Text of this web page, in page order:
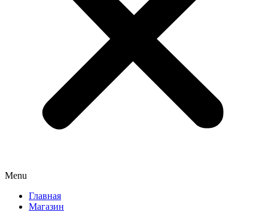
Menu
Главная
Магазин